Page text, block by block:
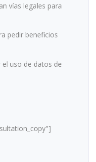
vías legales para
pedir beneficios
uso de datos de